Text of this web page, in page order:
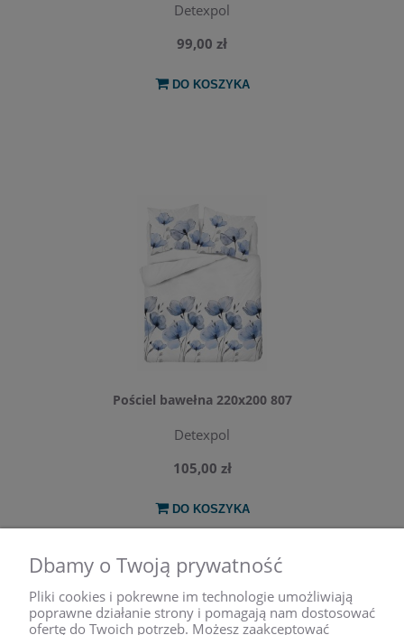
Detexpol
99,00 zł
DO KOSZYKA
Pościel bawełna 220x200 807
Detexpol
105,00 zł
DO KOSZYKA
NEWSLETTER
Podaj swój adres e-mail,
Dbamy o Twoją prywatność
Pliki cookies i pokrewne im technologie umożliwiają
poprawne działanie strony i pomagają nam dostosować
ofertę do Twoich potrzeb. Możesz zaakceptować